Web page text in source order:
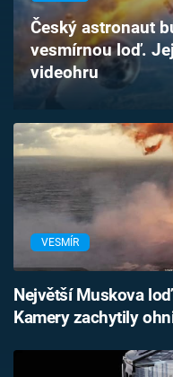
Časopis
Sledujte prima+
Přihlášení
Sledujte nás
Český astronaut
vesmírnou loď.
videohru
VESMÍR
Největší Muskova
Kamery zachytily